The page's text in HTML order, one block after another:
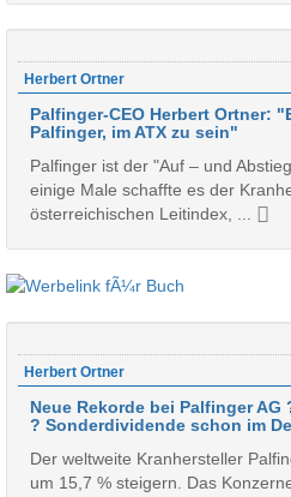
Herbert Ortner
Palfinger-CEO Herbert Ortner:
Palfinger, im ATX zu sein"
Palfinger ist der "Auf – und
einige Male schaffte es der
österreichischen Leitindex, ...
Herbert Ortner
Neue Rekorde bei Palfinger
? Sonderdividende schon im
Der weltweite Kranhersteller
um 15,7 % steigern. Das